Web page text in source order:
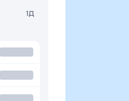
1Д